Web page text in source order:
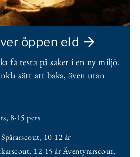
öppen eld
få testa på saker i en ny miljö.
sätt att baka, även utan
, 8-15 pers
, 10-12 år
, 12-15 år Äventyrarscout,